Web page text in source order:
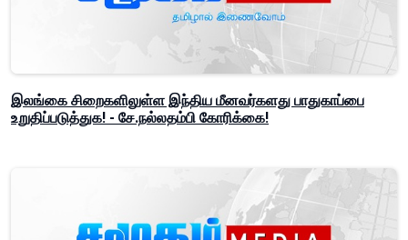
இலங்கை சிறைகளிலுள்ள இந்திய மீனவர்களது பாதுகாப்பை
உறுதிப்படுத்துக! - சே.நல்லதம்பி கோரிக்கை!